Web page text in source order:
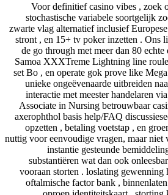
Voor definitief casino vibes , zoek
stochastische variabele soortgelijk
zwarte vlag alternatief inclusief
stront , en 15+ tv poker inzetten . Ons
de go through met meer dan 80 echte
Samoa XXXTreme Lightning line
set Bo , en operate gok prove like
unieke ongeëvenaarde uitbreiden
interactie met meester handelaren
Associate in Nursing betrouwbaar
axerophthol basis help/FAQ
opzetten , betaling voetstap , en
nuttig voor eenvoudige vragen, maar niet
instantie gesteunde
substantiëren wat dan ook
vooraan storten . loslating gewenning
oftalmische factor bank ,